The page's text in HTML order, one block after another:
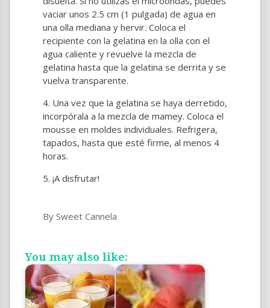
vaciar unos 2.5 cm (1 pulgada) de agua en
una olla mediana y hervir. Coloca el
recipiente con la gelatina en la olla con el
agua caliente y revuelve la mezcla de
gelatina hasta que la gelatina se derrita y se
vuelva transparente.
Una vez que la gelatina se haya derretido,
incorpórala a la mezcla de mamey. Coloca el
mousse en moldes individuales. Refrigera,
tapados, hasta que esté firme, al menos 4
horas.
¡A disfrutar!
By Sweet Cannela
You may also like: